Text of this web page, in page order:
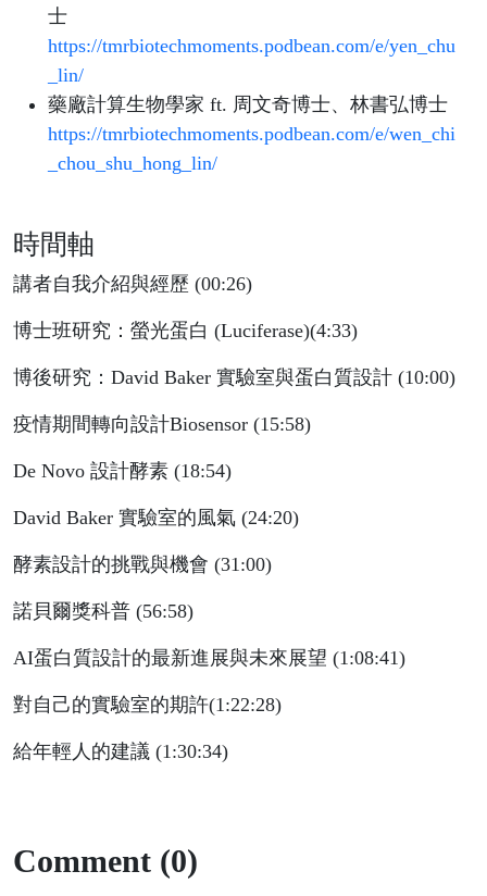
士
https://tmrbiotechmoments.podbean.com/e/yen_chu
_lin/
藥廠計算生物學家 ft. 周文奇博士、林書弘博士
https://tmrbiotechmoments.podbean.com/e/wen_chi
_chou_shu_hong_lin/
時間軸
講者自我介紹與經歷 (00:26)
博士班研究：螢光蛋白 (Luciferase)(4:33)
博後研究：David Baker 實驗室與蛋白質設計 (10:00)
疫情期間轉向設計Biosensor (15:58)
De Novo 設計酵素 (18:54)
David Baker 實驗室的風氣 (24:20)
酵素設計的挑戰與機會 (31:00)
諾貝爾獎科普 (56:58)
AI蛋白質設計的最新進展與未來展望 (1:08:41)
對自己的實驗室的期許(1:22:28)
給年輕人的建議 (1:30:34)
Comment (0)